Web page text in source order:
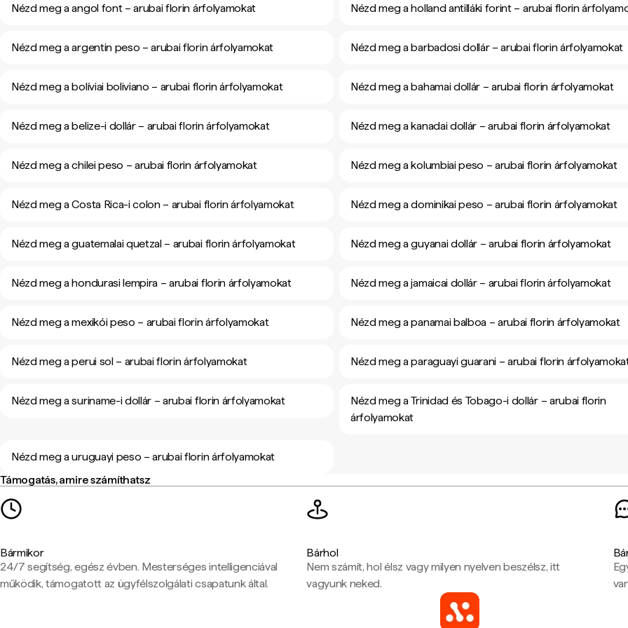
Nézd meg a angol font – arubai florin árfolyamokat Nézd meg a holland antilláki forint – arubai florin
Nézd meg a argentin peso – arubai florin árfolyamokat Nézd meg a barbadosi dollár – arubai florin árfolyamokat
Nézd meg a bolíviai boliviano – arubai florin árfolyamokat Nézd meg a bahamai dollár – arubai florin árfolyamokat
Nézd meg a belize-i dollár – arubai florin árfolyamokat Nézd meg a kanadai dollár – arubai florin árfolyamokat
Nézd meg a chilei peso – arubai florin árfolyamokat Nézd meg a kolumbiai peso – arubai florin árfolyamokat
Nézd meg a Costa Rica-i colon – arubai florin árfolyamokat Nézd meg a dominikai peso – arubai florin árfolyamokat
Nézd meg a guatemalai quetzal – arubai florin árfolyamokat Nézd meg a guyanai dollár – arubai florin árfolyamokat
Nézd meg a hondurasi lempira – arubai florin árfolyamokat Nézd meg a jamaicai dollár – arubai florin árfolyamokat
Nézd meg a mexikói peso – arubai florin árfolyamokat Nézd meg a panamai balboa – arubai florin árfolyamokat
Nézd meg a perui sol – arubai florin árfolyamokat Nézd meg a paraguayi guarani – arubai florin
Nézd meg a suriname-i dollár – arubai florin árfolyamokat
Nézd meg a Trinidad és Tobago-i dollár – arubai florin
árfolyamokat
Nézd meg a uruguayi peso – arubai florin árfolyamokat
Támogatás, amire számíthatsz
Bármikor
24/7 segítség, egész évben. Mesterséges intelligenciával
működik, támogatott az ügyfélszolgálati csapatunk által.
Bárhol
Nem számít, hol élsz vagy milyen nyelven beszélsz, itt
vagyunk neked.